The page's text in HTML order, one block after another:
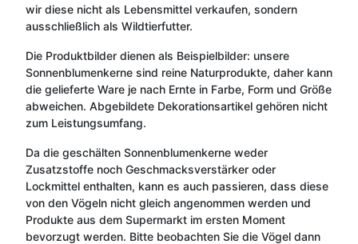
wir diese nicht als Lebensmittel verkaufen, sondern
ausschließlich als Wildtierfutter.
Die Produktbilder dienen als Beispielbilder: unsere
Sonnenblumenkerne sind reine Naturprodukte, daher kann
die gelieferte Ware je nach Ernte in Farbe, Form und Größe
abweichen. Abgebildete Dekorationsartikel gehören nicht
zum Leistungsumfang.
Da die geschälten Sonnenblumenkerne weder
Zusatzstoffe noch Geschmacksverstärker oder
Lockmittel enthalten, kann es auch passieren, dass diese
von den Vögeln nicht gleich angenommen werden und
Produkte aus dem Supermarkt im ersten Moment
bevorzugt werden. Bitte beobachten Sie die Vögel dann